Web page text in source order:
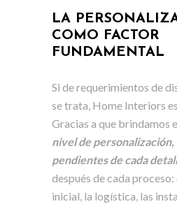
LA
COMO FACTOR
FUNDAMENTAL
Si de requerimientos de
se trata, Home Interiors
Gracias a que brindamos
nivel de personalización,
pendientes de cada
después de cada proceso:
inicial, la logística, las